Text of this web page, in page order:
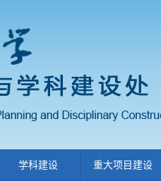
学科建设 重大项目建设